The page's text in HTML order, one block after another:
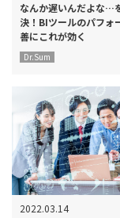
なんか遅いんだよな…
決！BIツールのパフォ
善にこれが効く
Dr.Sum
2022.03.14